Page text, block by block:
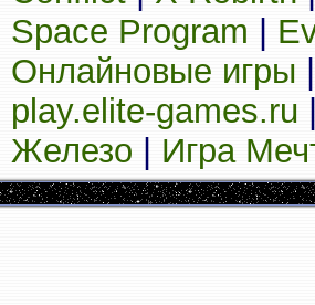
Space Program
Онлайновые игры
play.elite-games.ru
Железо
Игра